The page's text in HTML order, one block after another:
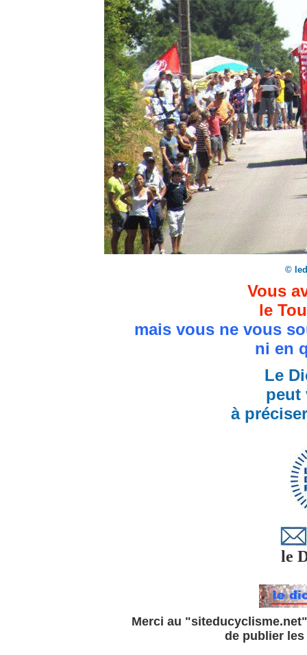
©
Vous
le
mais vous ne vous
ni en
Le
peut
à
le
Merci au
de publier